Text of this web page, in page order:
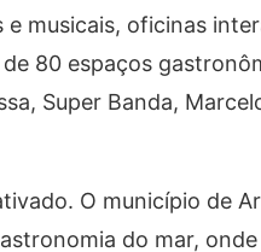
musicais, oficinas
80 espaços
Super Banda,
O município de
do mar,